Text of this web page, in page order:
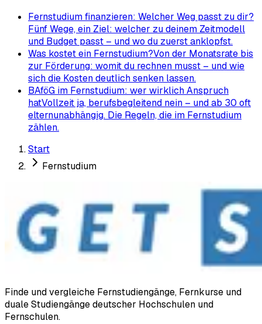
Fernstudium finanzieren: Welcher Weg passt zu dir?
Fünf Wege, ein Ziel: welcher zu deinem Zeitmodell
und Budget passt – und wo du zuerst anklopfst.
Was kostet ein Fernstudium?Von der Monatsrate bis
zur Förderung: womit du rechnen musst – und wie
sich die Kosten deutlich senken lassen.
BAföG im Fernstudium: wer wirklich Anspruch
hatVollzeit ja, berufsbegleitend nein – und ab 30 oft
elternunabhängig. Die Regeln, die im Fernstudium
zählen.
Start
Fernstudium
Finde und vergleiche Fernstudiengänge, Fernkurse und
duale Studiengänge deutscher Hochschulen und
Fernschulen.